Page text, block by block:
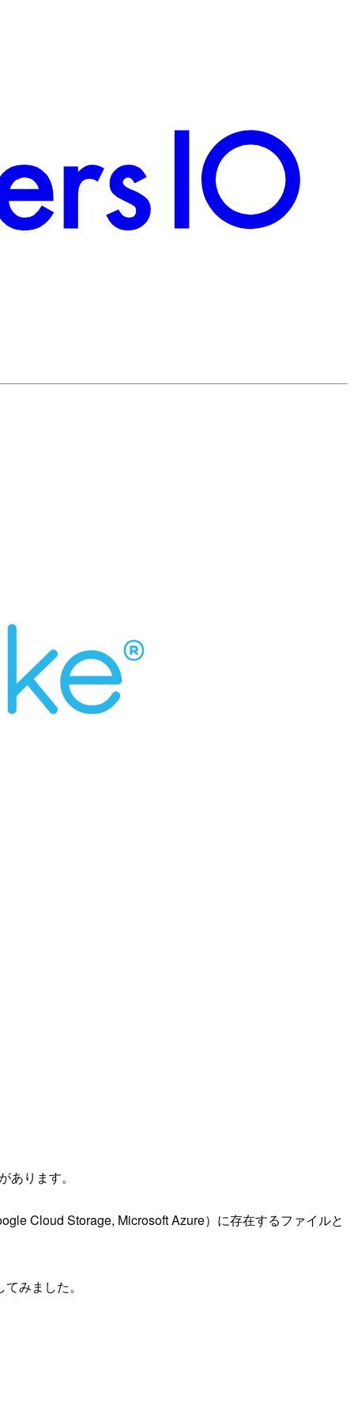
ります。
Cloud Storage, Microsoft Azure）に存在するファイルと
みました。